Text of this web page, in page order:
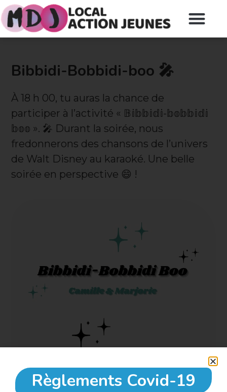
Bibbidi-Bobbidi-boo 🎤
À 18 h 00, tu auras la chance de
participer à l’activité « 𝔹𝕚𝕓𝕓𝕚𝕕𝕚-𝕓𝕠𝕓𝕓𝕚𝕕𝕚
𝕓𝕠𝕠 ». 🎤 Durant la soirée, nous
fredonnerons des chansons de l’univers
de Walt Disney au karaoké. Une belle
soirée en perspective 😄 !
Règlements Covid-19